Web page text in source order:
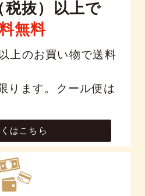
税抜）以上で
無料
上のお買い物で送料
ります。クール便は
はこちら